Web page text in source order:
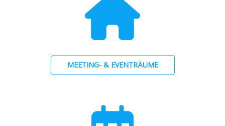
MEETING- & EVENTRÄUME